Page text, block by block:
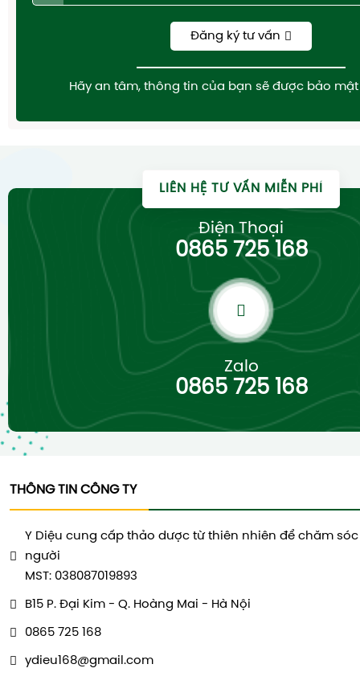
Đăng ký tư vấn
Hãy an tâm, thông tin của bạn sẽ được bảo
LIÊN HỆ TƯ VẤN MIỄN PHÍ
Điện Thoại
0865 725 168
Zalo
0865 725 168
THÔNG TIN CÔNG TY
Y Diệu cung cấp thảo dược từ thiên nhiên để chăm
người
MST: 038087019893
B15 P. Đại Kim - Q. Hoàng Mai - Hà Nội
0865 725 168
ydieu168@gmail.com